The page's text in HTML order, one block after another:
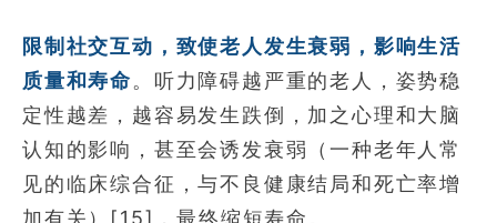
限制社交互动，致使老人发生衰弱，影响生活
质量和寿命。听力障碍越严重的老人，姿势稳
定性越差，越容易发生跌倒，加之心理和大脑
认知的影响，甚至会诱发衰弱（一种老年人常
见的临床综合征，与不良健康结局和死亡率增
加有关）[15]，最终缩短寿命。